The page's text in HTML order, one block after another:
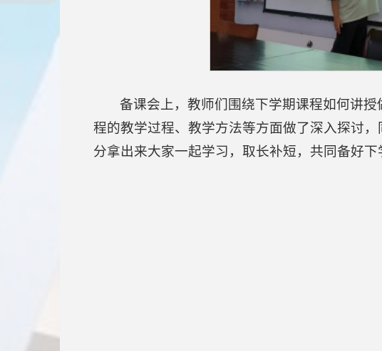
备课会上，教师们围绕下学期课程如何讲
程的教学过程、教学方法等方面做了深入探讨
分拿出来大家一起学习，取长补短，共同备好下